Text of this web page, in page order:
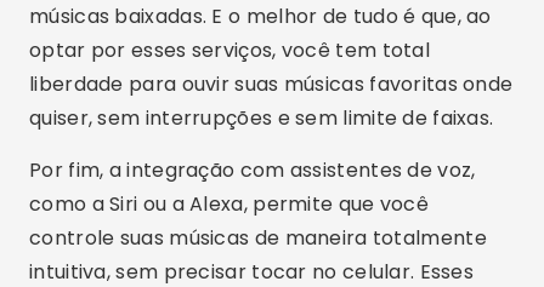
músicas baixadas. E o melhor de tudo é que, ao
optar por esses serviços, você tem total
liberdade para ouvir suas músicas favoritas onde
quiser, sem interrupções e sem limite de faixas.
Por fim, a integração com assistentes de voz,
como a Siri ou a Alexa, permite que você
controle suas músicas de maneira totalmente
intuitiva, sem precisar tocar no celular. Esses